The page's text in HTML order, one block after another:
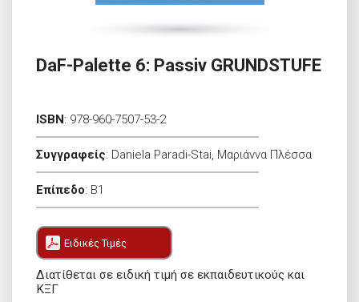
DaF-Palette 6: Passiv GRUNDSTUFE
ISBN: 978-960-7507-53-2
Συγγραφείς: Daniela Paradi-Stai, Μαριάννα Πλέσσα
Επίπεδο: B1
Ειδικές Τιμές
Διατίθεται σε ειδική τιμή σε εκπαιδευτικούς και
ΚΞΓ